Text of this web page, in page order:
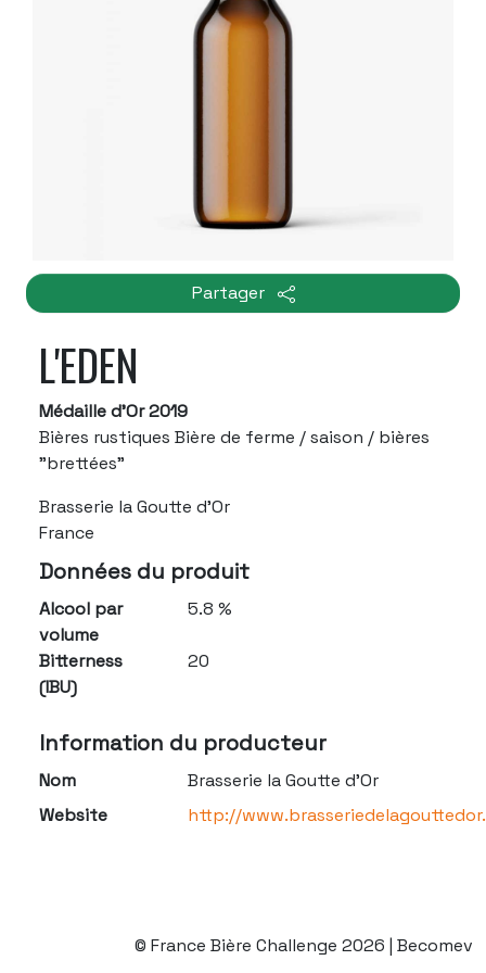
Partager
L'EDEN
Médaille d'Or 2019
Bières rustiques Bière de ferme / saison / bières
"brettées"
Brasserie la Goutte d'Or
France
Données du produit
Alcool par
volume
5.8 %
Bitterness
(IBU)
20
Information du producteur
Nom
Brasserie la Goutte d'Or
Website
http://
© France Bière Challenge 2026 | Becomev